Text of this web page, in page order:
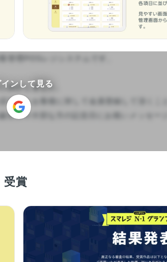
管理POSレジシステムです。
設計しました。
頂いたお客様に対して会員登録して頂くこと
日や大切な方の記念日にお祝いメッセージ
インして見る
受賞